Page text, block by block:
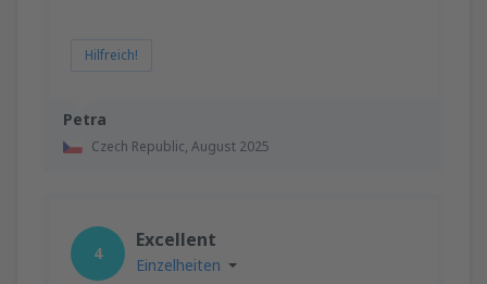
Petra
Czech Republic, August 2025
Hilfreich!
4
Excellent
Einzelheiten